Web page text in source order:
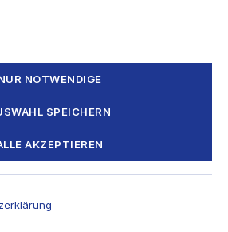
und englischer
NOTWENDIGE
SPEICHERN
AKZEPTIEREN